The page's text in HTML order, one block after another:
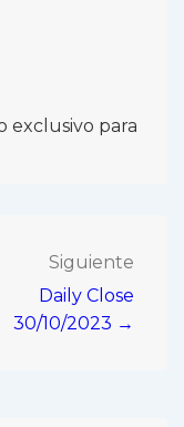
exclusivo para
Siguiente
Daily Close
30/10/2023 →